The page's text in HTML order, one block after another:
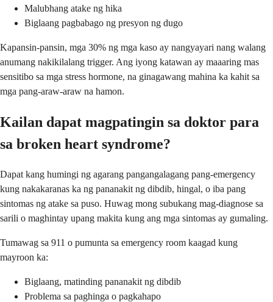
Malubhang atake ng hika
Biglaang pagbabago ng presyon ng dugo
Kapansin-pansin, mga 30% ng mga kaso ay nangyayari nang walang
anumang nakikilalang trigger. Ang iyong katawan ay maaaring mas
sensitibo sa mga stress hormone, na ginagawang mahina ka kahit sa
mga pang-araw-araw na hamon.
Kailan dapat magpatingin sa doktor para
sa broken heart syndrome?
Dapat kang humingi ng agarang pangangalagang pang-emergency
kung nakakaranas ka ng pananakit ng dibdib, hingal, o iba pang
sintomas ng atake sa puso. Huwag mong subukang mag-diagnose sa
sarili o maghintay upang makita kung ang mga sintomas ay gumaling.
Tumawag sa 911 o pumunta sa emergency room kaagad kung
mayroon ka:
Biglaang, matinding pananakit ng dibdib
Problema sa paghinga o pagkahapo